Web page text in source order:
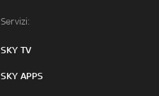
Servizi:
SKY TV
SKY APPS